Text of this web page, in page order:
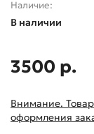
Наличие:
В наличии
3500 р.
Внимание. Товар
оформления